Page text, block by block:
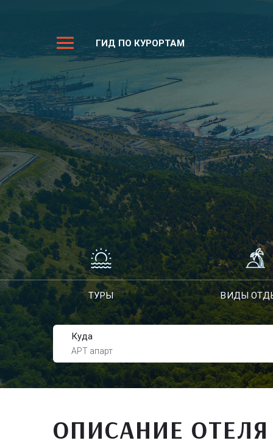
ГИД ПО КУРОРТАМ
ТУРЫ ВИДЫ
Куда
АРТ апарт
ОПИСАНИЕ ОТЕЛЯ